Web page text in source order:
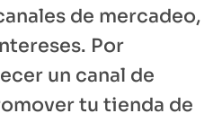
de mercadeo,
Por
un canal de
tu tienda de